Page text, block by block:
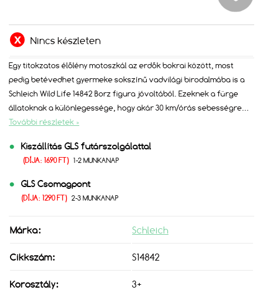
Nincs készleten
Egy titokzatos élőlény motoszkál az erdők bokrai között, most
pedig betévedhet gyermeke sokszínű vadvilági birodalmába is a
Schleich Wild Life 14842 Borz figura jóvoltából. Ezeknek a fürge
állatoknak a különlegessége, hogy akár 30 km/órás sebességre
További részletek »
Kiszállítás GLS futárszolgálattal
(DÍJA: 1690 FT) 1-2 MUNKANAP
GLS Csomagpont
(DÍJA: 1290 FT) 2-3 MUNKANAP
Márka: Schleich
Cikkszám: S14842
Korosztály: 3+